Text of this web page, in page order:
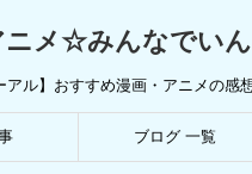
ニメ☆みんなでい
アル】おすすめ漫画・アニメの
ブログ 一覧